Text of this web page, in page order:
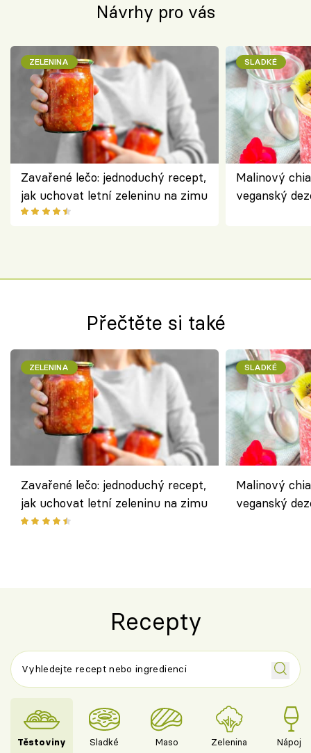
Návrhy pro vás
ZELENINA
Zavařené lečo: jednoduchý recept,
jak uchovat letní zeleninu na zimu
SLADKÉ
Malinový
veganský
Přečtěte si také
ZELENINA
Zavařené lečo: jednoduchý recept,
jak uchovat letní zeleninu na zimu
SLADKÉ
Malinový
veganský
Recepty
Těstoviny Sladké Maso Zelenina Nápoje